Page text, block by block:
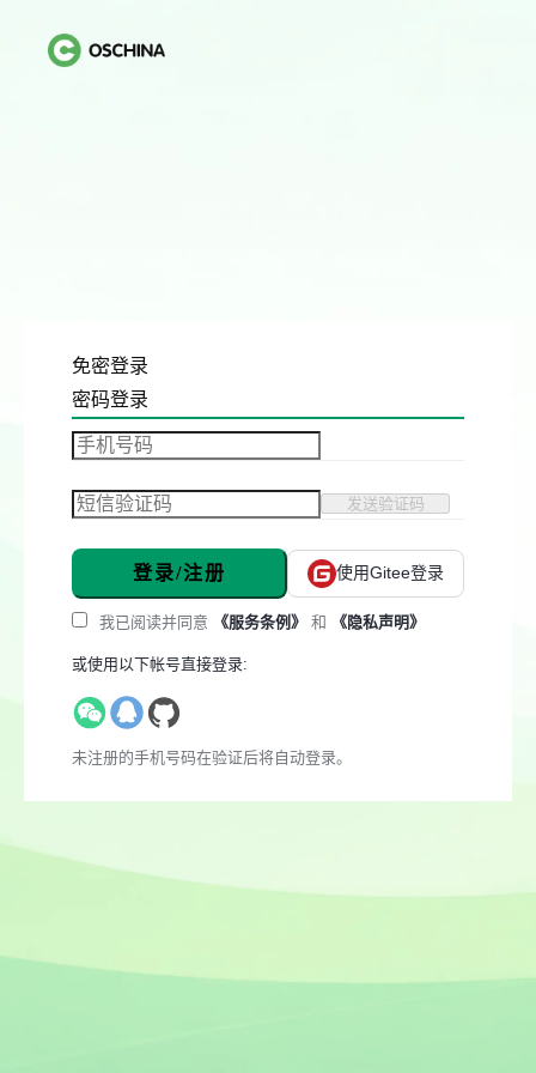
免密登录
密码登录
发送验证码
登录/注册 使用Gitee登录
我已阅读并同意 《服务条例》 和 《隐私声明》
或使用以下帐号直接登录:
未注册的手机号码在验证后将自动登录。